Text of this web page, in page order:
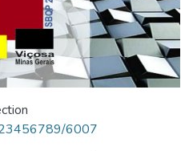
6007